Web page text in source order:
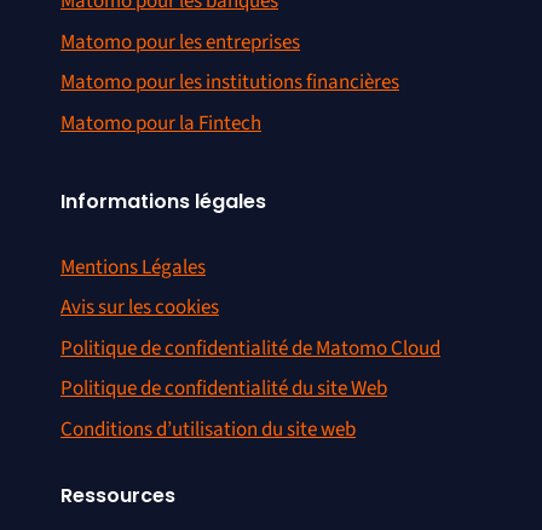
Matomo pour les entreprises
Matomo pour les institutions financières
Matomo pour la Fintech
Informations légales
Mentions Légales
Avis sur les cookies
Politique de confidentialité de Matomo Cloud
Politique de confidentialité du site Web
Conditions d’utilisation du site web
Ressources